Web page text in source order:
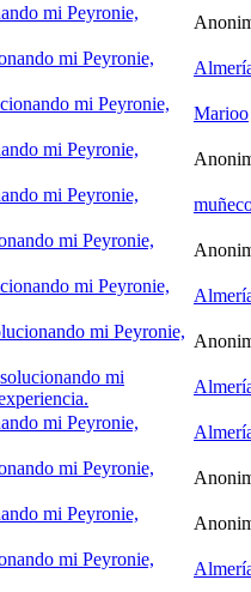
mi Peyronie,
mi Peyronie,
mi Peyronie,
Marioo
mi Peyronie,
mi Peyronie,
mi Peyronie,
mi Peyronie,
mi Peyronie,
mi
mi Peyronie,
mi Peyronie,
mi Peyronie,
mi Peyronie,